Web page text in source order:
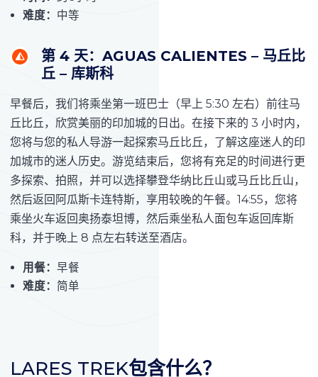
难度： 中等
第 4 天：AGUAS CALIENTES – 马丘比
丘 – 库斯科
早餐后，我们将乘坐第一班巴士（早上 5:30 左右）前往马
丘比丘，欣赏美丽的印加城的日出。在接下来的 3 小时内，
您将与您的私人导游一起探索马丘比丘，了解这座迷人的印
加城市的迷人历史。游览结束后，您将有充足的时间进行更
多探索、拍照，并可以选择攀登华纳比丘山或马丘比丘山，
然后返回阿瓜斯卡连特斯，享用较晚的午餐。14:55，您将
乘坐火车返回奥扬泰坦博，然后乘坐私人面包车返回库斯
科，并于晚上 8 点左右转送至酒店。
用餐： 早餐
难度： 简单
LARES TREK包含什么？